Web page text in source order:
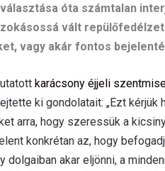
óta számtalan
vált
vagy akár fontos
karácsony éjjeli
ki gondolatait: „Ezt kérjük
arra, hogy szeressük a
konkrétan az, hogy
akar eljönni, a